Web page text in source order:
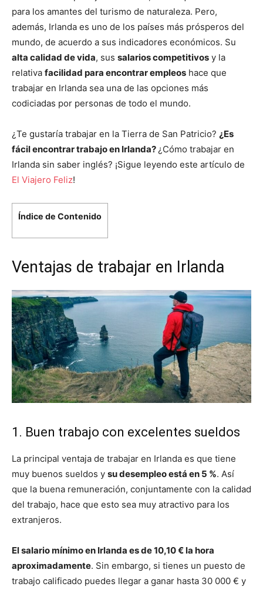
para los amantes del turismo de naturaleza. Pero,
además, Irlanda es uno de los países más prósperos del
mundo, de acuerdo a sus indicadores económicos. Su
alta calidad de vida, sus salarios competitivos y la
relativa facilidad para encontrar empleos hace que
trabajar en Irlanda sea una de las opciones más
codiciadas por personas de todo el mundo.
¿Te gustaría trabajar en la Tierra de San Patricio? ¿Es
fácil encontrar trabajo en Irlanda?¿Cómo trabajar en
Irlanda sin saber inglés? ¡Sigue leyendo este artículo de
El Viajero Feliz!
Índice de Contenido
Ventajas de trabajar en Irlanda
1. Buen trabajo con excelentes sueldos
La principal ventaja de trabajar en Irlanda es que tiene
muy buenos sueldos y su desempleo está en 5 %. Así
que la buena remuneración, conjuntamente con la calidad
del trabajo, hace que esto sea muy atractivo para los
extranjeros.
El salario mínimo en Irlanda es de 10,10 € la hora
aproximadamente. Sin embargo, si tienes un puesto de
trabajo calificado puedes llegar a ganar hasta 30 000 € y